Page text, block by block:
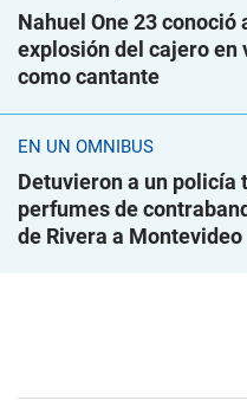
Nahuel One 23
explosión del cajero en
como cantante
EN UN ÓMNIBUS
Detuvieron a un policía
perfumes de
de Rivera a Montevideo